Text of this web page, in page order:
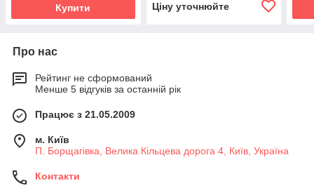
Купити Ціну уточнюйте
Про нас
Рейтинг не сформований
Менше 5 відгуків за останній рік
Працює з 21.05.2009
м. Київ
П. Борщагівка, Велика Кільцева дорога 4, Київ, Україна
Контакти